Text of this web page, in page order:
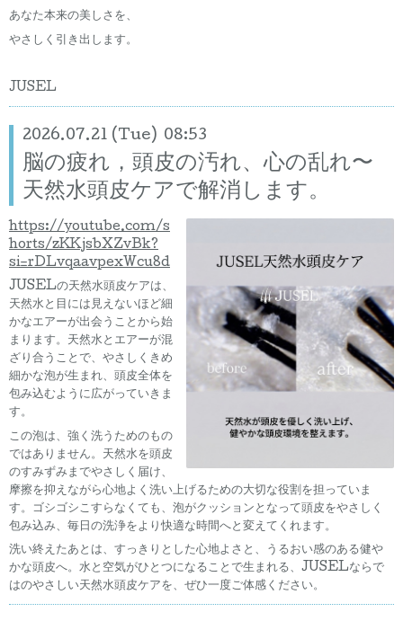
あなた本来の美しさを、
やさしく引き出します。
JUSEL
2026.07.21 (Tue) 08:53
脳の疲れ，頭皮の汚れ、心の乱れ〜
天然水頭皮ケアで解消します。
https://youtube.com/s
horts/zKKjsbXZvBk?
si=rDLvqaavpexWcu8d
JUSELの天然水頭皮ケアは、
天然水と目には見えないほど細
かなエアーが出会うことから始
まります。天然水とエアーが混
ざり合うことで、やさしくきめ
細かな泡が生まれ、頭皮全体を
包み込むように広がっていきま
す。
この泡は、強く洗うためのもの
ではありません。天然水を頭皮
のすみずみまでやさしく届け、
摩擦を抑えながら心地よく洗い上げるための大切な役割を担っていま
す。ゴシゴシこすらなくても、泡がクッションとなって頭皮をやさしく
包み込み、毎日の洗浄をより快適な時間へと変えてくれます。
洗い終えたあとは、すっきりとした心地よさと、うるおい感のある健や
かな頭皮へ。水と空気がひとつになることで生まれる、JUSELならで
はのやさしい天然水頭皮ケアを、ぜひ一度ご体感ください。